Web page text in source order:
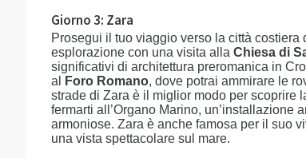
Giorno 3: Zara
Prosegui il tuo viaggio verso la città costiera
esplorazione con una visita alla Chiesa di
significativi di architettura preromanica in
al
Foro Romano, dove potrai ammirare le
strade di Zara è il miglior modo per scoprire
fermarti all’Organo Marino,
armoniose. Zara è anche famosa per il suo
una vista spettacolare sul mare.